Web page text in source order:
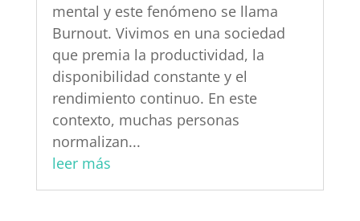
mental y este fenómeno se llama
Burnout. Vivimos en una sociedad
que premia la productividad, la
disponibilidad constante y el
rendimiento continuo. En este
contexto, muchas personas
normalizan...
leer más